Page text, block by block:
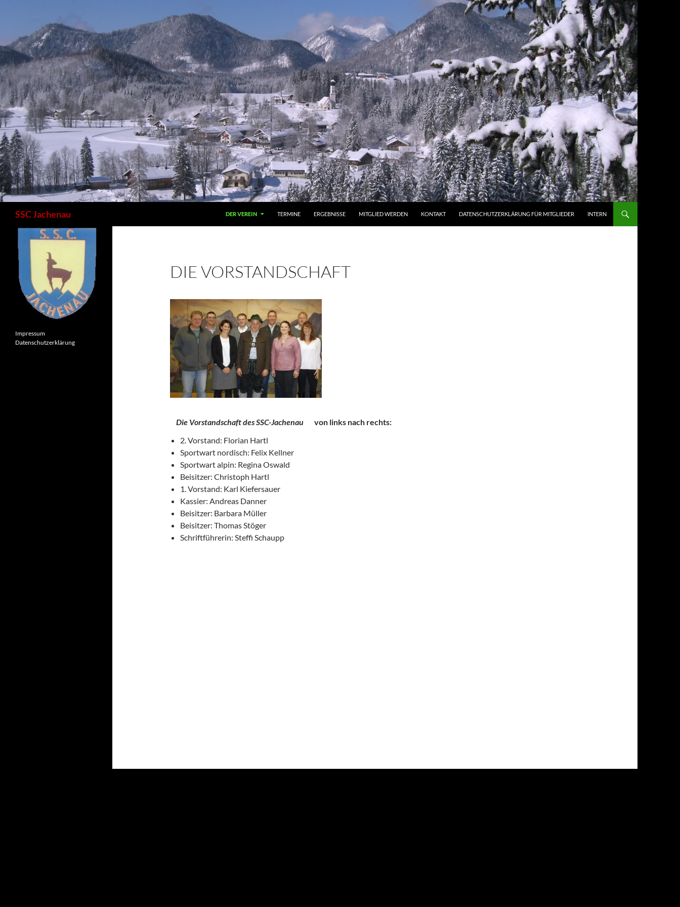
SSC Jachenau DER VEREIN TERMINE ERGEBNISSE MITGLIED WERDEN KONTAKT DATENSCHUTZERKLÄRUNG FÜR MITGLIEDER INTERN
DIE VORSTANDSCHAFT
Die Vorstandschaft des SSC-Jachenau von links nach rechts:
2. Vorstand: Florian Hartl
Sportwart nordisch: Felix Kellner
Sportwart alpin: Regina Oswald
Beisitzer: Christoph Hartl
1. Vorstand: Karl Kiefersauer
Kassier: Andreas Danner
Beisitzer: Barbara Müller
Beisitzer: Thomas Stöger
Schriftführerin: Steffi Schaupp
Impressum
Datenschutzerklärung